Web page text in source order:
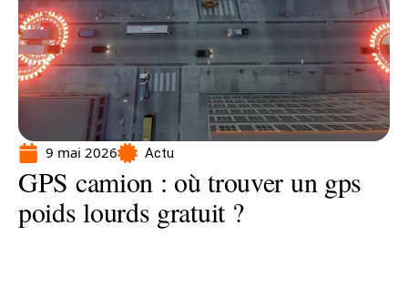
9 mai 2026 Actu
GPS camion : où trouver un gps
poids lourds gratuit ?